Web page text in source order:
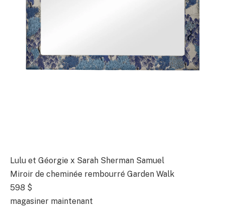
Lulu et Géorgie x Sarah Sherman Samuel
Miroir de cheminée rembourré Garden Walk
598 $
magasiner maintenant